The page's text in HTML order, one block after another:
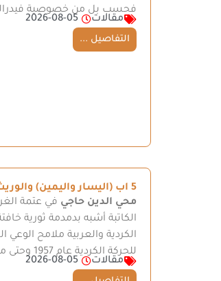
فحسب بل من خصوصية
مقالات
2026-08-05
التفاصيل ...
5 اب (اليسار واليمين) والوريث الشرعي للحركة (1957–1982)
محي الدين حاجي في عتمة
الكاتبة أشبه بدمدمة ثورية
الكردية والعربية ملامح
للحركة الكردية عام 1957 وحتى مطلع الثمانينيات، لم تكن الصحافة الحزبية…
مقالات
2026-08-05